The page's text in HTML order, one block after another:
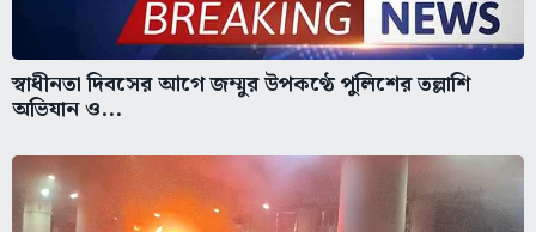
স্বাধীনতা দিবসের আগে জম্মুর উপকণ্ঠে পুলিশের তল্লাশি
অভিযান ও...